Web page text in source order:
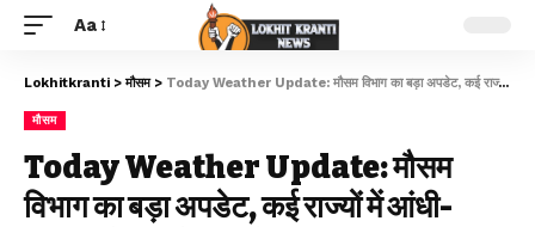
Aa
Lokhitkranti >मौसम> Today Weather Update: मौसम विभाग का बड़ा अपडेट, कई राज्यों में आंधी-बारिश और हीटवेव की चेतावनी
मौसम
Today Weather Update: मौसम
विभाग का बड़ा अपडेट, कई राज्यों में आंधी-